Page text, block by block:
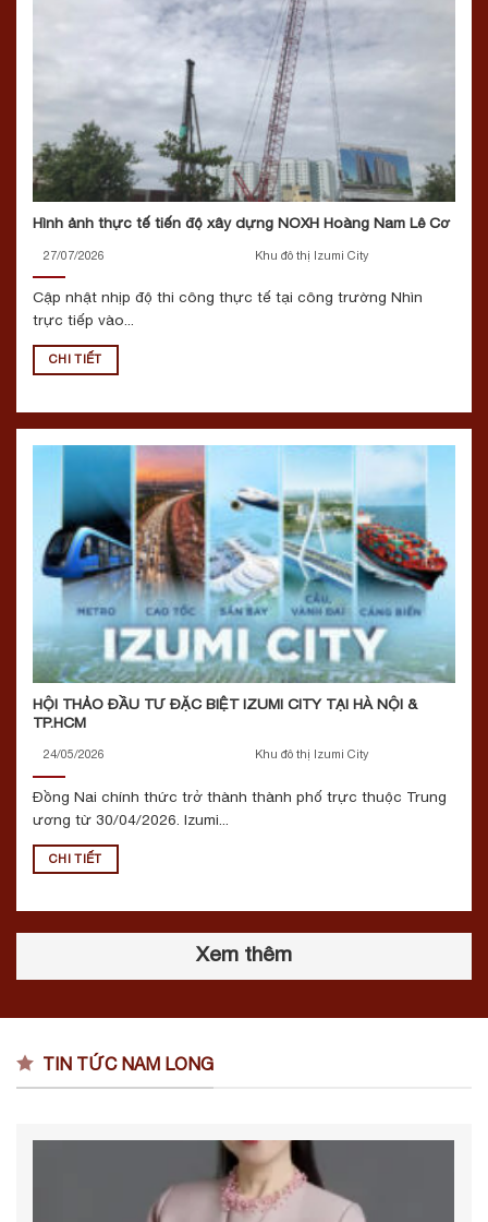
Hình ảnh thực tế tiến độ xây dựng NOXH Hoàng Nam Lê Cơ
27/07/2026 Khu đô thị Izumi City
Cập nhật nhịp độ thi công thực tế tại công trường Nhìn
trực tiếp vào...
CHI TIẾT
HỘI THẢO ĐẦU TƯ ĐẶC BIỆT IZUMI CITY TẠI HÀ NỘI &
TP.HCM
24/05/2026 Khu đô thị Izumi City
Đồng Nai chính thức trở thành thành phố trực thuộc Trung
ương từ 30/04/2026. Izumi...
CHI TIẾT
Xem thêm
TIN TỨC NAM LONG